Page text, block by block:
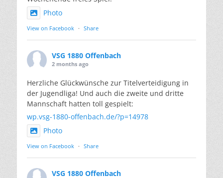
Photo
View on Facebook · Share
VSG 1880 Offenbach
2 months ago
Herzliche Glückwünsche zur Titelverteidigung in
der Jugendliga! Und auch die zweite und dritte
Mannschaft hatten toll gespielt:
wp.vsg-1880-offenbach.de/?p=14978
Photo
View on Facebook · Share
VSG 1880 Offenbach